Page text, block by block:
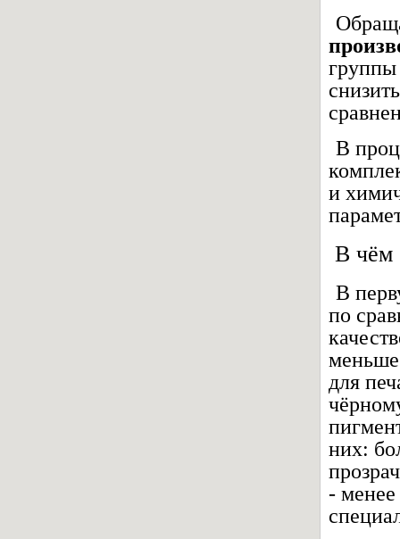
В
и
В чём
В
по
для
них:
- менее